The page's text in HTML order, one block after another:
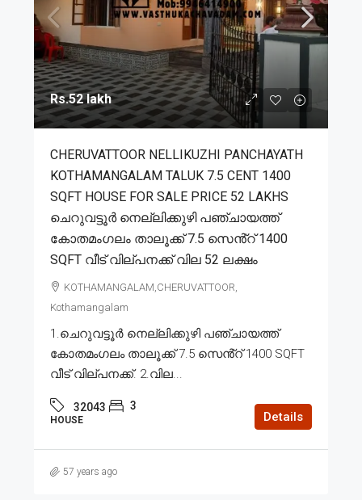
Rs.52 lakh
CHERUVATTOOR NELLIKUZHI PANCHAYATH
KOTHAMANGALAM TALUK 7.5 CENT 1400
SQFT HOUSE FOR SALE PRICE 52 LAKHS
ചെറുവട്ടൂർ നെല്ലിക്കുഴി പഞ്ചായത്ത്
കോതമംഗലം താലൂക്ക് 7.5 സെൻ്റ് 1400
SQFT വീട് വില്പനക്ക് വില 52 ലക്ഷം
KOTHAMANGALAM,CHERUVATTOOR,
Kothamangalam
1.ചെറുവട്ടൂർ നെല്ലിക്കുഴി പഞ്ചായത്ത്
കോതമംഗലം താലൂക്ക് 7.5 സെൻ്റ് 1400 SQFT
വീട് വില്പനക്ക്. 2.വില...
32043 3
HOUSE Details
57 years ago